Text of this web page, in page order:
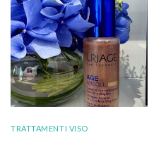
TRATTAMENTI VISO